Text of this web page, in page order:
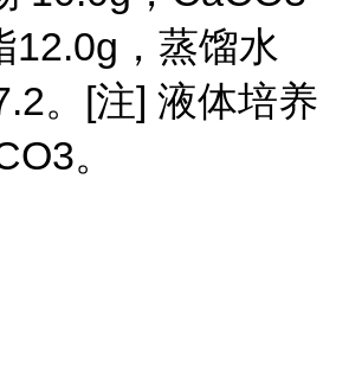
12.0g，蒸馏水
。[注] 液体培养
。